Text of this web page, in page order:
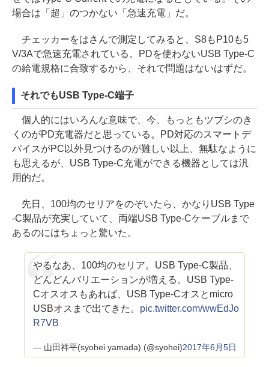
場合は「超」のつかない「急速充電」だ。
チェッカーをはさんで測定してみると、S8もP10も5
V/3Aで急速充電されている。PDを使わないUSB Type-C
の給電規格に合致するから、それで問題はないはずだ。
それでもUSB Type-C端子
個人的にはいろんな意味で、今、もっともツブシのき
くのがPD充電器だと思っている。PD対応のスマートデ
バイスがPC以外見つけるのが難しい以上、無駄なように
も思えるが、USB Type-C充電ができる機器としては汎
用的だ。
先日、100均のセリアをのぞいたら、かなりUSB Type
-C製品が充実していて、両端USB Type-Cケーブルまで
あるのにはちょっと驚いた。
やるなあ、100均のセリア。USB Type-C製品、
どんどんバリエーションが増える。USB Type-
Cオスオスもあれば、USB Type-Cオスとmicro
USBオスまで出てきた。 pic.twitter.com/wwEdJo
R7VB
— 山田祥平(syohei yamada) (@syohei)2017年6月5日